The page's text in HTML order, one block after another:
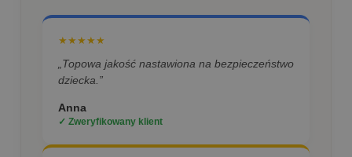
★★★★★
„Topowa jakość nastawiona na bezpieczeństwo
dziecka.”
Anna
✓ Zweryfikowany klient